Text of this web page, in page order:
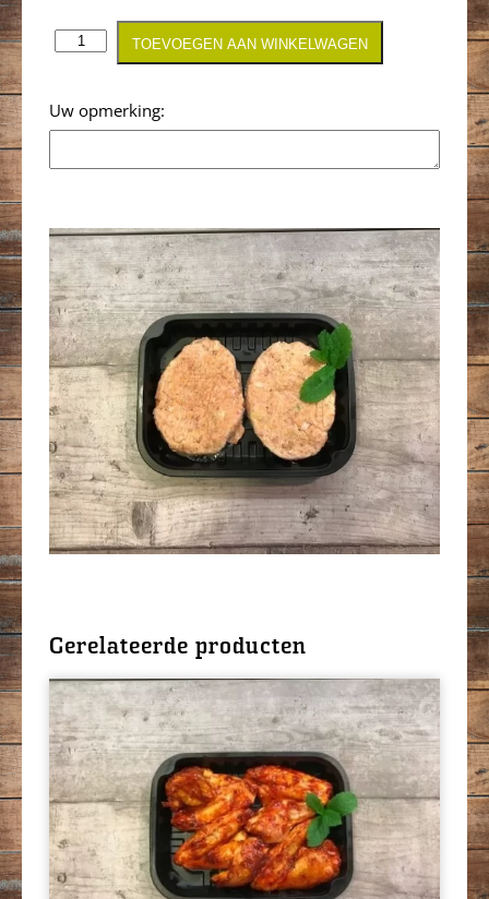
Opmerking
TOEVOEGEN AAN WINKELWAGEN
Gerelateerde producten